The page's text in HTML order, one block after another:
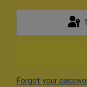
Forgot your